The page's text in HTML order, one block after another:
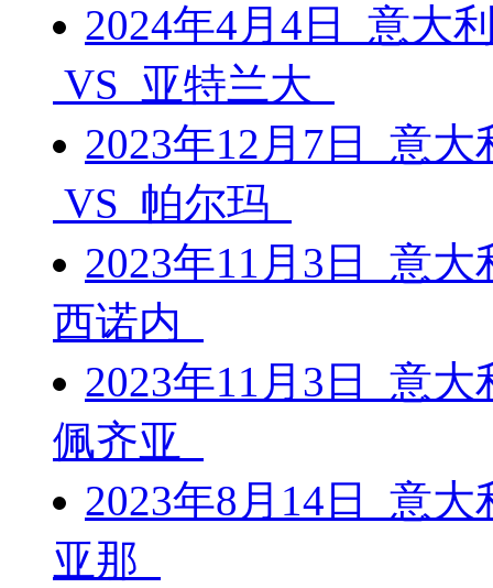
2024年4月4日 意大
VS 亚特兰大
2023年12月7日 意
VS 帕尔玛
2023年11月3日 意
西诺内
2023年11月3日 意
佩齐亚
2023年8月14日 意
亚那